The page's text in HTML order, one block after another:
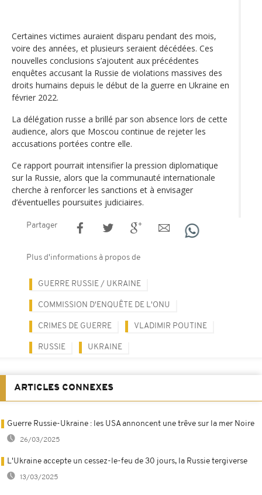
Certaines victimes auraient disparu pendant des mois,
voire des années, et plusieurs seraient décédées. Ces
nouvelles conclusions s’ajoutent aux précédentes
enquêtes accusant la Russie de violations massives des
droits humains depuis le début de la guerre en Ukraine en
février 2022.
La délégation russe a brillé par son absence lors de cette
audience, alors que Moscou continue de rejeter les
accusations portées contre elle.
Ce rapport pourrait intensifier la pression diplomatique
sur la Russie, alors que la communauté internationale
cherche à renforcer les sanctions et à envisager
d’éventuelles poursuites judiciaires.
Partager
Plus d'informations à propos de
GUERRE RUSSIE / UKRAINE
COMMISSION D'ENQUÊTE DE L'ONU
CRIMES DE GUERRE VLADIMIR POUTINE
RUSSIE UKRAINE
ARTICLES CONNEXES
Guerre Russie-Ukraine : les USA annoncent une trêve sur la mer Noire
26/03/2025
L'Ukraine accepte un cessez-le-feu de 30 jours, la Russie tergiverse
13/03/2025